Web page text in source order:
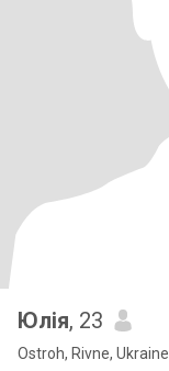
Юлія, 23
Ostroh, Rivne, Ukraine